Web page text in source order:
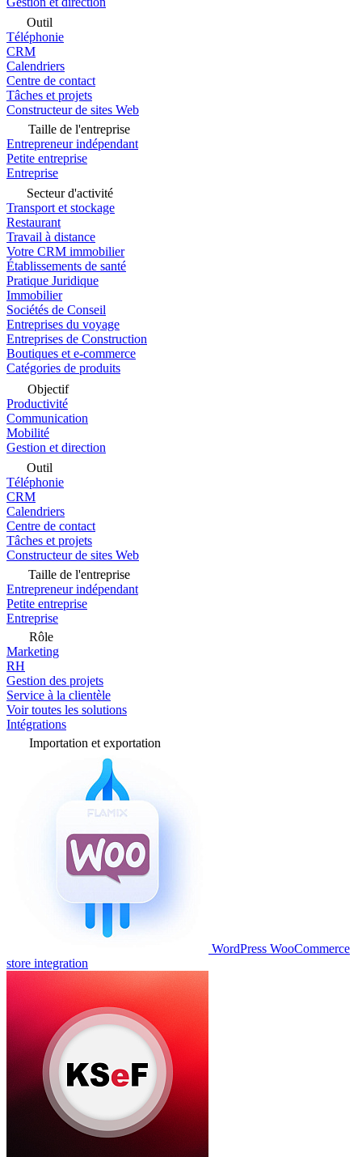
Outil
Téléphonie
CRM
Calendriers
Centre de contact
Tâches et projets
Constructeur de sites Web
Taille de l'entreprise
Entrepreneur indépendant
Petite entreprise
Entreprise
Secteur d'activité
Transport et stockage
Restaurant
Travail à distance
Votre CRM immobilier
Établissements de santé
Pratique Juridique
Immobilier
Sociétés de Conseil
Entreprises du voyage
Entreprises de Construction
Boutiques et e-commerce
Catégories de produits
Objectif
Productivité
Communication
Mobilité
Gestion et direction
Outil
Téléphonie
CRM
Calendriers
Centre de contact
Tâches et projets
Constructeur de sites Web
Taille de l'entreprise
Entrepreneur indépendant
Petite entreprise
Entreprise
Rôle
Marketing
RH
Gestion des projets
Service à la clientèle
Voir toutes les solutions
Intégrations
Importation et exportation
WordPress WooCommerce
store integration